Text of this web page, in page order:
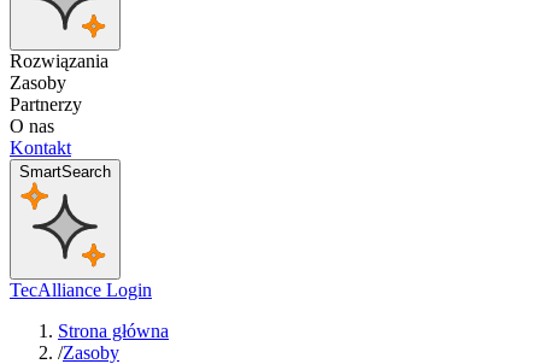
Rozwiązania
Zasoby
Partnerzy
O nas
Kontakt
SmartSearch
TecAlliance Login
Strona główna
/Zasoby